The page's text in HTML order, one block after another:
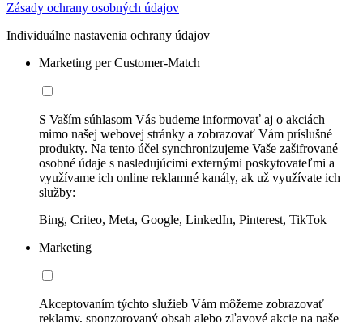
Zásady ochrany osobných údajov
Individuálne nastavenia ochrany údajov
Marketing per Customer-Match
S Vaším súhlasom Vás budeme informovať aj o akciách
mimo našej webovej stránky a zobrazovať Vám príslušné
produkty. Na tento účel synchronizujeme Vaše zašifrované
osobné údaje s nasledujúcimi externými poskytovateľmi a
využívame ich online reklamné kanály, ak už využívate ich
služby:
Bing, Criteo, Meta, Google, LinkedIn, Pinterest, TikTok
Marketing
Akceptovaním týchto služieb Vám môžeme zobrazovať
reklamy, sponzorovaný obsah alebo zľavové akcie na naše